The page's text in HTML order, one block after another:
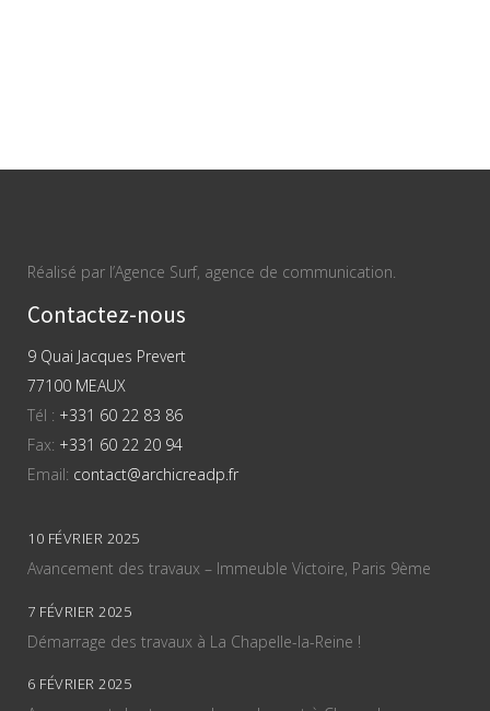
Réalisé par l’Agence Surf, agence de communication.
Contactez-nous
9 Quai Jacques Prevert
77100 MEAUX
Tél : +331 60 22 83 86
Fax: +331 60 22 20 94
Email: contact@archicreadp.fr
10 FÉVRIER 2025
Avancement des travaux – Immeuble Victoire, Paris 9ème
7 FÉVRIER 2025
Démarrage des travaux à La Chapelle-la-Reine !
6 FÉVRIER 2025